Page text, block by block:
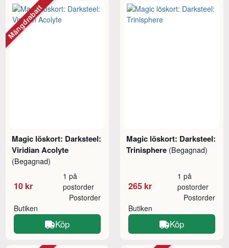
Magic löskort: Darksteel:
Viridian Acolyte
(Begagnad)
10 kr
1 på
postorder
Butiken
Postorder
Köp
Mängdrabatt
Magic löskort: Darksteel:
Trinisphere (Begagnad)
265 kr
1 på
postorder
Butiken
Postorder
Köp